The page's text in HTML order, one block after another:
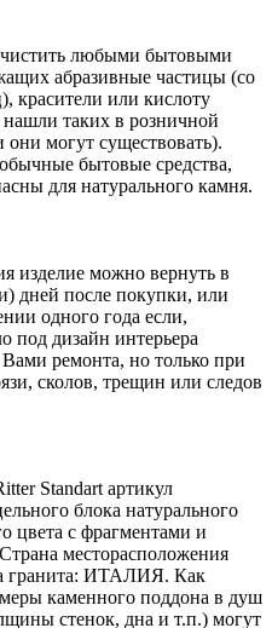
любыми бытовыми
абразивные частицы (со
красители или кислоту
таких в розничной
они могут существовать).
бытовые средства,
для натурального камня.
изделие можно вернуть в
дней после покупки, или
одного года если,
под дизайн интерьера
ремонта, но только при
сколов, трещин или следов
Standart артикул
блока натурального
цвета с фрагментами и
месторасположения
гранита: ИТАЛИЯ. Как
каменного поддона в душ
стенок, дна и т.п.) могут